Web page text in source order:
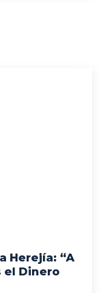
Herejía: “A
el Dinero